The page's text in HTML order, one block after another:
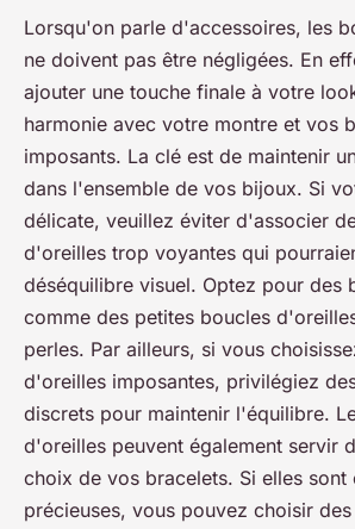
Lorsqu'on parle d'accessoires, les
ne doivent pas être négligées. En
ajouter une touche finale à votre
harmonie avec votre montre et vos
imposants. La clé est de maintenir
dans l'ensemble de vos bijoux. Si
délicate, veuillez éviter d'associer
d'oreilles trop voyantes qui
déséquilibre visuel. Optez pour des
comme des petites boucles
perles. Par ailleurs, si vous
d'oreilles imposantes, privilégiez
discrets pour maintenir l'équilibre.
d'oreilles peuvent également servir
choix de vos bracelets. Si elles sont
précieuses, vous pouvez choisir